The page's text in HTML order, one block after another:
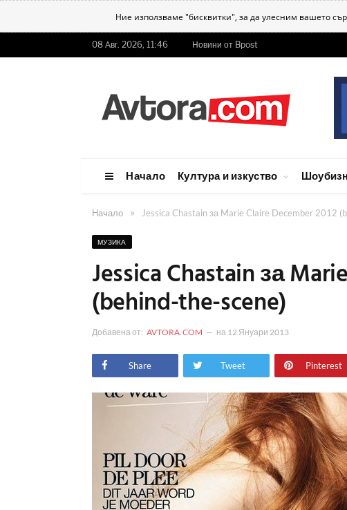
Ние използваме "бисквитки", за да улесним вашето
08 Авг. 2026, 11:46 Новини от Bpost
Начало Култура и изкуство
Начало » Jessica Chastain за Marie Claire December 2012
МУЗИКА
Jessica Chastain за
(behind-the-scene)
Добавена от: AVTORA.COM на 12 Януари 2013
Share Tweet Pinterest